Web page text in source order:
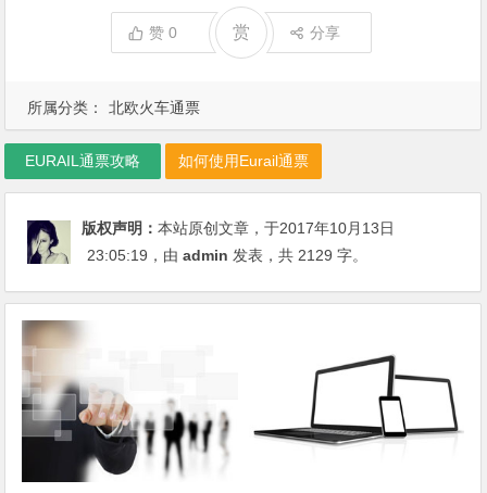
所属分类： 北欧火车通票
赞0 赏 分享
EURAIL通票攻略 如何使用Eurail通票
版权声明：本站原创文章，于2017年10月13日
23:05:19 ，由admin 发表，共 2129 字。